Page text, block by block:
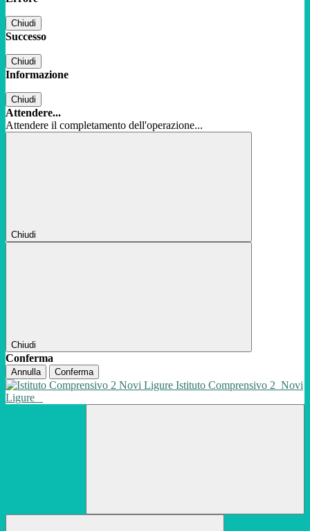
Chiudi
Successo
Chiudi
Informazione
Chiudi
Attendere...
Attendere il completamento dell'operazione...
Chiudi
Chiudi
Conferma
Annulla Conferma
Istituto Comprensivo 2 Novi
Ligure